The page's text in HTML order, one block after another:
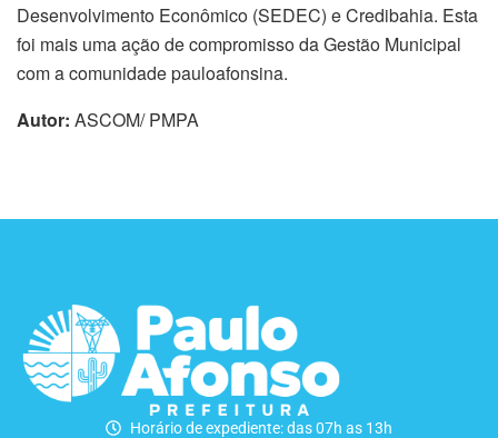
Desenvolvimento Econômico (SEDEC) e Credibahia. Esta
foi mais uma ação de compromisso da Gestão Municipal
com a comunidade pauloafonsina.
Autor: ASCOM/ PMPA
Horário de expediente: das 07h as 13h